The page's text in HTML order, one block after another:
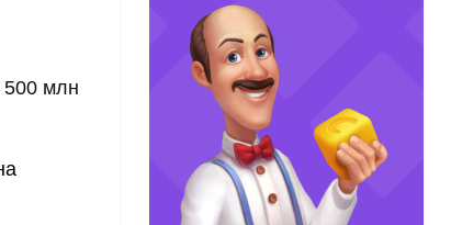
500 млн